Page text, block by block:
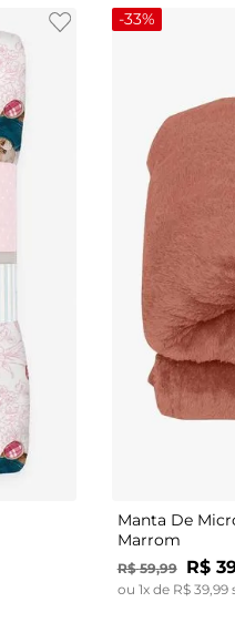
-33%
Manta De
Marrom
R$ 59,99 R$
ou 1x de R$ 39,99